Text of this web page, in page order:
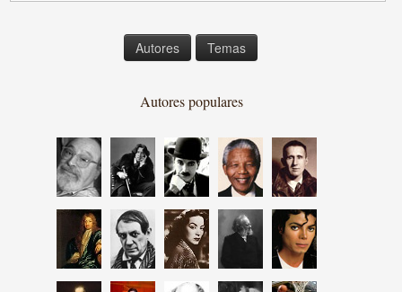
Autores Temas
Autores populares